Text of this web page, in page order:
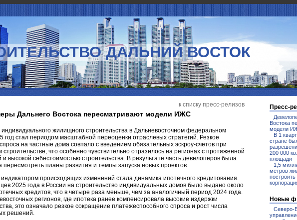
ДАЛЬНИЙ ВОСТОК
к списку пресс-релизов
Дальнего Востока пересматривают модели ИЖС
жилищного строительства в Дальневосточном федеральном
год стал периодом масштабной переоценки отраслевых стратегий. Резкое
на частные дома совпало с введением обязательных эскроу-счетов при
что особенно чувствительно отразилось на регионах с протяженной
и высокой себестоимостью строительства. В результате часть девелоперов была
пересмотреть планы развития и темпы запуска новых проектов.
происходящих изменений стала динамика ипотечного кредитования.
2025 года в России на строительство индивидуальных домов было выдано около
кредитов, что в четыре раза меньше, чем за аналогичный период 2024 года.
регионов, где ипотека ранее компенсировала высокие издержки
это означало резкое сокращение платежеспособного спроса и рост числа
решений.
Пресс-
Востока
модели
В 1
стране
200 000
площади
1,5
метров
построить
Новые
Северо-